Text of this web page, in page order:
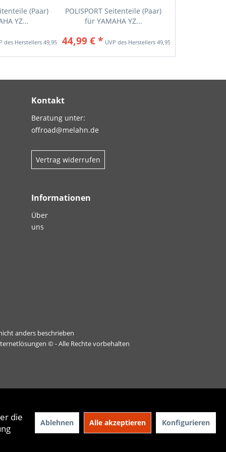
(Paar)
YZ...
49,95 € *
POLISPORT Seitenteile (Paar)
für YAMAHA YZ...
44,99 € * 49,95 € *
Kontakt
Beratung unter:
offroad@melahn.de
Vertrag widerrufen
Informationen
Über
uns
anders beschrieben
© - Alle Rechte vorbehalten
die
Ablehnen Alle akzeptieren Konfigurieren